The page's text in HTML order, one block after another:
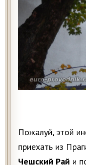
Пожалуй, этой
приехать из
Чешский Рай и